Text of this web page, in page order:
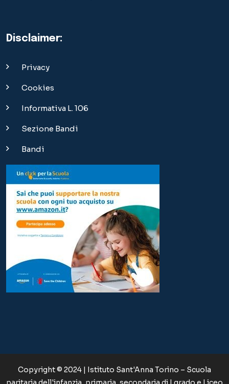
Disclaimer:
Privacy
Cookies
Informativa L. 106
Sezione Bandi
Bandi
Copyright © 2024 | Istituto Sant'Anna Torino – Scuola